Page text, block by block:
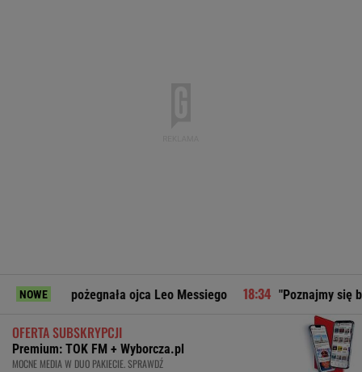
NOWE
pożegnała ojca Leo Messiego "Poznajmy się bliżej".
OFERTA SUBSKRYPCJI
Premium: TOK FM + Wyborcza.pl
MOCNE MEDIA W DUO PAKIECIE. SPRAWDŹ